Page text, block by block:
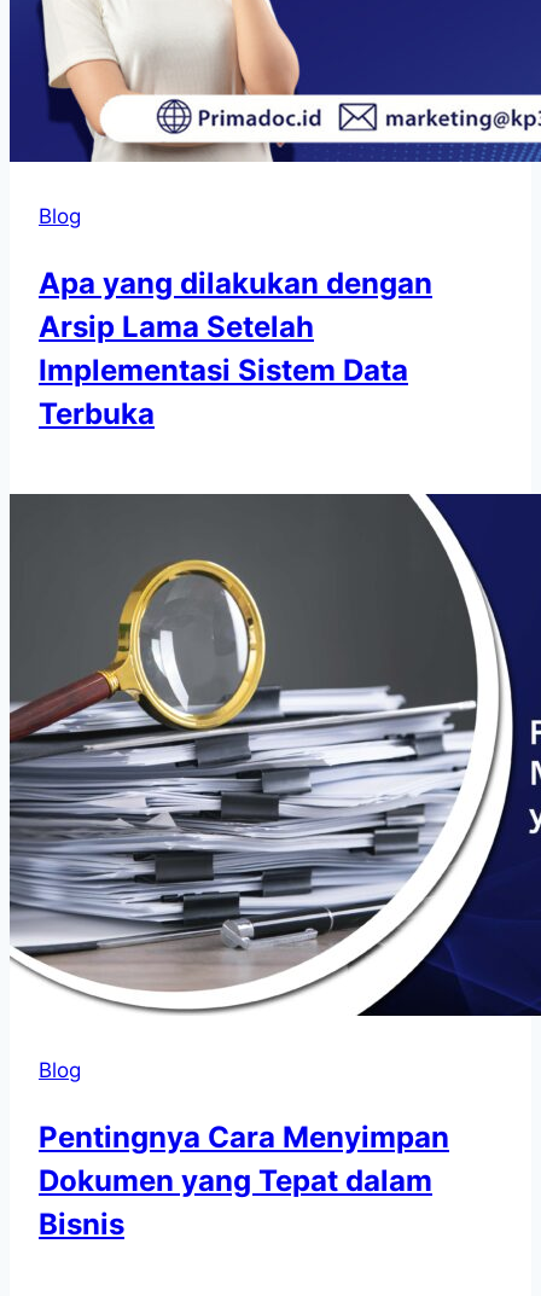
Blog
Apa yang dilakukan dengan
Arsip Lama Setelah
Implementasi Sistem Data
Terbuka
Blog
Pentingnya Cara Menyimpan
Dokumen yang Tepat dalam
Bisnis